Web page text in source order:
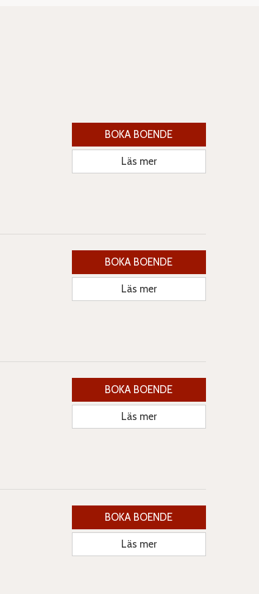
BOKA BOENDE
Läs mer
BOKA BOENDE
Läs mer
BOKA BOENDE
Läs mer
BOKA BOENDE
Läs mer